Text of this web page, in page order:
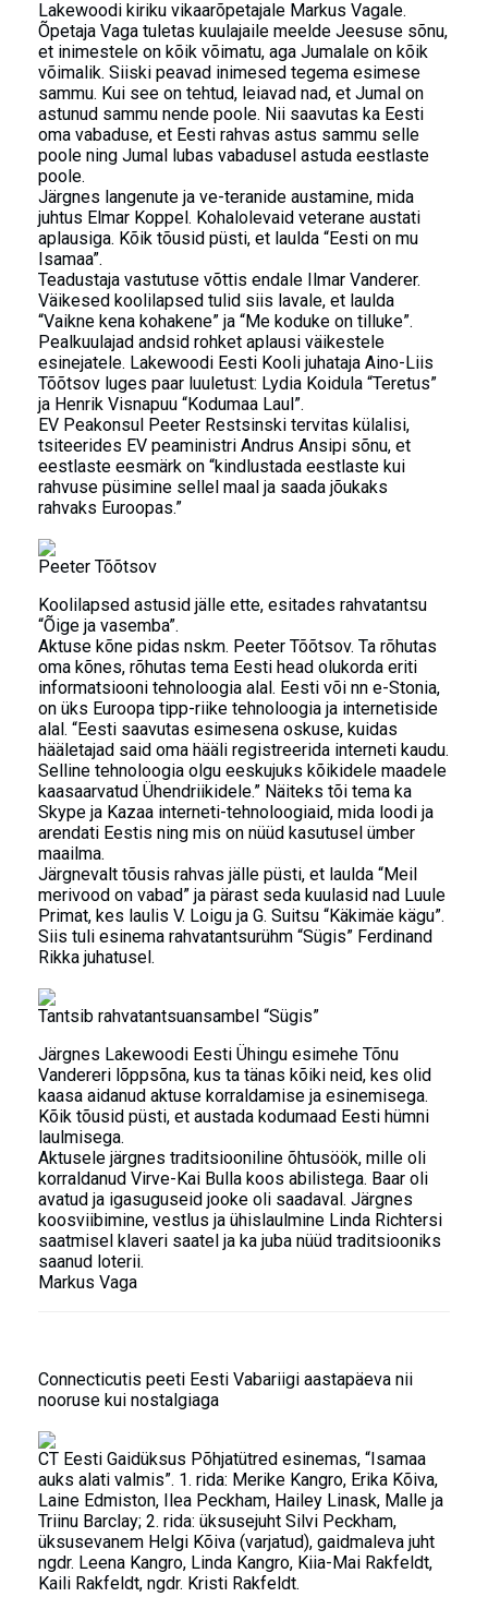
Lakewoodi kiriku vikaarõpetajale Markus Vagale.
Õpetaja Vaga tuletas kuulajaile meelde Jeesuse sõnu,
et inimestele on kõik võimatu, aga Jumalale on kõik
võimalik. Siiski peavad inimesed tegema esimese
sammu. Kui see on tehtud, leiavad nad, et Jumal on
astunud sammu nende poole. Nii saavutas ka Eesti
oma vabaduse, et Eesti rahvas astus sammu selle
poole ning Jumal lubas vabadusel astuda eestlaste
poole.
Järgnes langenute ja ve-teranide austamine, mida
juhtus Elmar Koppel. Kohalolevaid veterane austati
aplausiga. Kõik tõusid püsti, et laulda “Eesti on mu
Isamaa”.
Teadustaja vastutuse võttis endale Ilmar Vanderer.
Väikesed koolilapsed tulid siis lavale, et laulda
“Vaikne kena kohakene” ja “Me koduke on tilluke”.
Pealkuulajad andsid rohket aplausi väikestele
esinejatele. Lakewoodi Eesti Kooli juhataja Aino-Liis
Tõõtsov luges paar luuletust: Lydia Koidula “Teretus”
ja Henrik Visnapuu “Kodumaa Laul”.
EV Peakonsul Peeter Restsinski tervitas külalisi,
tsiteerides EV peaministri Andrus Ansipi sõnu, et
eestlaste eesmärk on “kindlustada eestlaste kui
rahvuse püsimine sellel maal ja saada jõukaks
rahvaks Euroopas.”
Peeter Tõõtsov
Koolilapsed astusid jälle ette, esitades rahvatantsu
“Õige ja vasemba”.
Aktuse kõne pidas nskm. Peeter Tõõtsov. Ta rõhutas
oma kõnes, rõhutas tema Eesti head olukorda eriti
informatsiooni tehnoloogia alal. Eesti või nn e-Stonia,
on üks Euroopa tipp-riike tehnoloogia ja internetiside
alal. “Eesti saavutas esimesena oskuse, kuidas
hääletajad said oma hääli registreerida interneti kaudu.
Selline tehnoloogia olgu eeskujuks kõikidele maadele
kaasaarvatud Ühendriikidele.” Näiteks tõi tema ka
Skype ja Kazaa interneti-tehnoloogiaid, mida loodi ja
arendati Eestis ning mis on nüüd kasutusel ümber
maailma.
Järgnevalt tõusis rahvas jälle püsti, et laulda “Meil
merivood on vabad” ja pärast seda kuulasid nad Luule
Primat, kes laulis V. Loigu ja G. Suitsu “Käkimäe kägu”.
Siis tuli esinema rahvatantsurühm “Sügis” Ferdinand
Rikka juhatusel.
Tantsib rahvatantsuansambel “Sügis”
Järgnes Lakewoodi Eesti Ühingu esimehe Tõnu
Vandereri lõppsõna, kus ta tänas kõiki neid, kes olid
kaasa aidanud aktuse korraldamise ja esinemisega.
Kõik tõusid püsti, et austada kodumaad Eesti hümni
laulmisega.
Aktusele järgnes traditsiooniline õhtusöök, mille oli
korraldanud Virve-Kai Bulla koos abilistega. Baar oli
avatud ja igasuguseid jooke oli saadaval. Järgnes
koosviibimine, vestlus ja ühislaulmine Linda Richtersi
saatmisel klaveri saatel ja ka juba nüüd traditsiooniks
saanud loterii.
Markus Vaga
Connecticutis peeti Eesti Vabariigi aastapäeva nii
nooruse kui nostalgiaga
CT Eesti Gaidüksus Põhjatütred esinemas, “Isamaa
auks alati valmis”. 1. rida: Merike Kangro, Erika Kõiva,
Laine Edmiston, Ilea Peckham, Hailey Linask, Malle ja
Triinu Barclay; 2. rida: üksusejuht Silvi Peckham,
üksusevanem Helgi Kõiva (varjatud), gaidmaleva juht
ngdr. Leena Kangro, Linda Kangro, Kiia-Mai Rakfeldt,
Kaili Rakfeldt, ngdr. Kristi Rakfeldt.